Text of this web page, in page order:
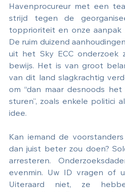
Havenprocureur met een
strijd tegen de
topprioriteit en onze aanpak
De ruim duizend
uit het Sky ECC onderzoek
bewijs. Het is van groot
van dit land slagkrachtig
om “dan maar desnoods
sturen”, zoals enkele politici
idee.
Kan iemand de
dan juist beter zou doen?
arresteren.
evenmin. Uw ID vragen of
Uiteraard niet, ze